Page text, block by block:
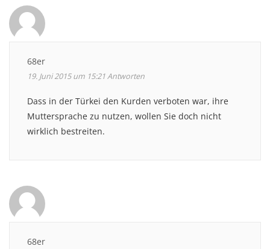
68er
19. Juni 2015 um 15:21Antworten
Dass in der Türkei den Kurden verboten war, ihre
Muttersprache zu nutzen, wollen Sie doch nicht
wirklich bestreiten.
68er